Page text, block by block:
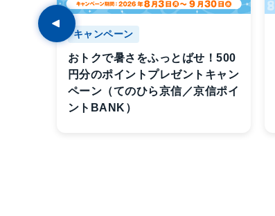
キャンペーン
おトクで暑さをふっとばせ！500
円分のポイントプレゼントキャン
ペーン（てのひら京信／京信ポイ
ントBANK）